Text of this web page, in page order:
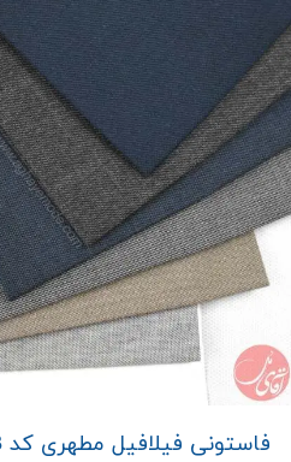
فاستونی فیلافیل مطهری کد 503